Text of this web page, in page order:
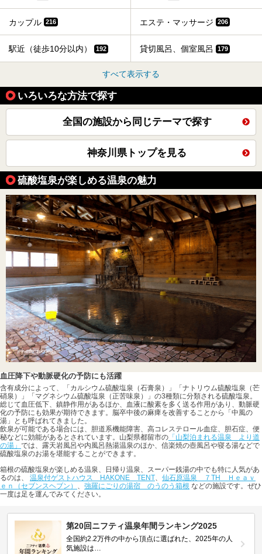
カップル 216 エステ・マッサージ 206
駅近（徒歩10分以内） 192 貸切風呂、個室風呂 179
すべて表示する
いろいろな方法で探す
全国の施設から同じテーマで探す
神奈川県トップを見る
硫酸塩泉が楽しめる温泉の魅力
血圧降下や動脈硬化の予防にも活躍
含有成分によって、「カルシウム硫酸塩泉（石膏泉）」「ナトリウム硫酸塩泉（芒
硝泉）」「マグネシウム硫酸塩泉（正苦味泉）」の3種類に分類される硫酸塩泉。
総じて血圧低下、鎮静作用があるほか、血液に酸素を多く送る作用があり、動脈硬
化の予防にも効果が期待できます。脳卒中後の麻痺を改善することから「中風の
湯」とも呼ばれてきました。
飲泉が可能である場合には、胆道系機能障害、高コレステロール血症、胆石症、便
秘などに効能があるとされています。山梨県都留市の 「山梨泊まれる温泉 より道
の湯」 では、露天岩風呂や内風呂熱湯温泉のほか、信楽焼の壺風呂や寝る湯などで
硫酸塩泉のお湯を堪能することができます。
箱根の硫酸塩泉が楽しめる温泉、日帰り温泉、スーパー銭湯の中でも特に人気があ
るのは、 温泉付ゲストハウス HAKONE TENT、 仙石原温泉 ７TH Ｈｅａｖ
ｅｎ（セブンスヘブン） 、 強羅にごりの湯宿 のうのう箱根 などの施設です。ぜひ
一度は足を運んでみてください。
第20回ニフティ温泉年間ランキング2025
全国約2.2万件の中から頂点に選ばれた、2025年の人
気施設は…